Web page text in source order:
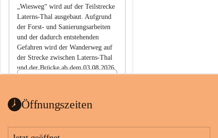
„Wiesweg“ wird auf der Teilstrecke
Laterns-Thal ausgebaut. Aufgrund
der Forst- und Sanierungsarbeiten
und der dadurch entstehenden
Gefahren wird der Wanderweg auf
der Strecke zwischen Laterns-Thal
und der Brücke ab dem 03.08.2026
ht
1 Seite•0,1 MB
Öffnungszeiten